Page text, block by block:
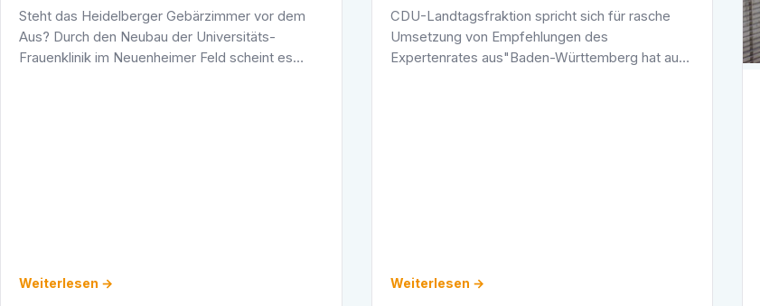
Steht das Heidelberger Gebärzimmer vor dem
Aus? Durch den Neubau der Universitäts-
Frauenklinik im Neuenheimer Feld scheint es
Weiterlesen →
CDU-Landtagsfraktion spricht sich für rasche
Umsetzung von Empfehlungen des
Expertenrates aus"Baden-Württemberg hat auf
Weiterlesen →